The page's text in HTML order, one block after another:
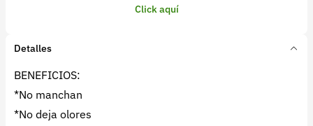
Click aquí
Detalles
BENEFICIOS:
*No manchan
*No deja olores